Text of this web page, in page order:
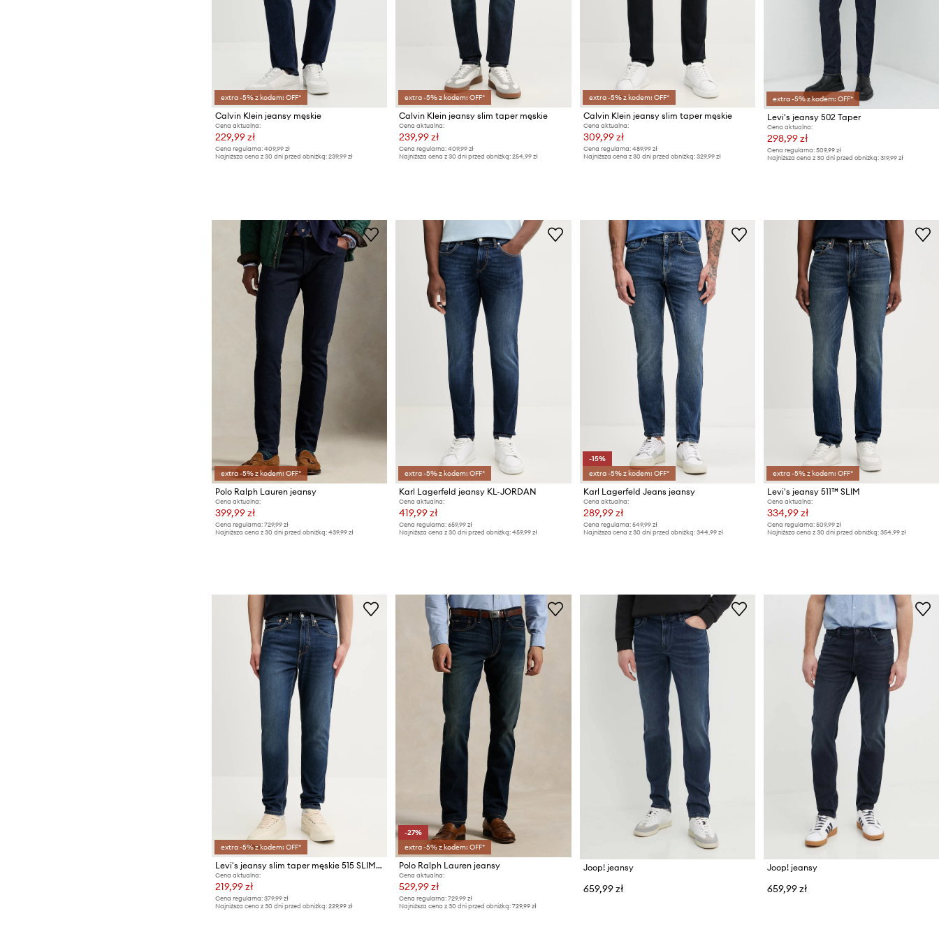
extra -5% z kodem: OFF*
Calvin Klein jeansy męskie
Cena aktualna:
229,99 zł
Cena regularna: 409,99 zł
Najniższa cena z 30 dni przed obniżką: 239,99 zł
extra -5% z kodem: OFF*
Calvin Klein jeansy slim taper męskie
Cena aktualna:
239,99 zł
Cena regularna: 409,99 zł
Najniższa cena z 30 dni przed obniżką: 254,99 zł
extra -5% z kodem: OFF*
Calvin Klein jeansy slim taper męskie
Cena aktualna:
309,99 zł
Cena regularna: 489,99 zł
Najniższa cena z 30 dni przed obniżką: 329,99 zł
extra -5% z kodem: OFF*
Levi's jeansy 502 Taper
Cena aktualna:
298,99 zł
Cena regularna: 509,99 zł
Najniższa cena z 30 dni przed obniżką: 319,99 zł
extra -5% z kodem: OFF*
Polo Ralph Lauren jeansy
Cena aktualna:
399,99 zł
Cena regularna: 729,99 zł
Najniższa cena z 30 dni przed obniżką: 439,99 zł
extra -5% z kodem: OFF*
Karl Lagerfeld jeansy KL-JORDAN
Cena aktualna:
419,99 zł
Cena regularna: 659,99 zł
Najniższa cena z 30 dni przed obniżką: 459,99 zł
-15%
extra -5% z kodem: OFF*
Karl Lagerfeld Jeans jeansy
Cena aktualna:
289,99 zł
Cena regularna: 549,99 zł
Najniższa cena z 30 dni przed obniżką: 344,99 zł
extra -5% z kodem: OFF*
Levi's jeansy 511™ SLIM
Cena aktualna:
334,99 zł
Cena regularna: 509,99 zł
Najniższa cena z 30 dni przed obniżką: 354,99 zł
extra -5% z kodem: OFF*
Levi's jeansy slim taper męskie 515 SLIM FIT STRAIGHT
Cena aktualna:
219,99 zł
Cena regularna: 379,99 zł
Najniższa cena z 30 dni przed obniżką: 229,99 zł
-27%
extra -5% z kodem: OFF*
Polo Ralph Lauren jeansy
Cena aktualna:
529,99 zł
Cena regularna: 729,99 zł
Najniższa cena z 30 dni przed obniżką: 729,99 zł
Joop! jeansy
659,99 zł
Joop! jeansy
659,99 zł